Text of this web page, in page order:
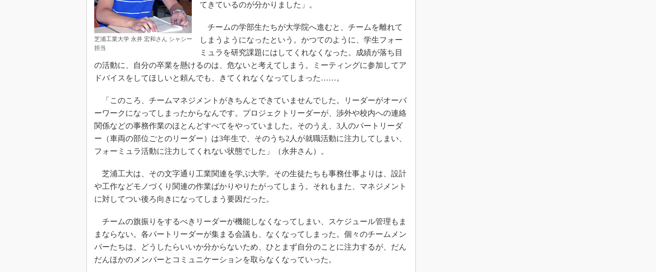
芝浦工業大学 永井 宏和さん シャシー
担当
てきているのが分かりました」。
チームの学部生たちが大学院へ進むと、チームを離れて
しまうようになったという。かつてのように、学生フォー
ミュラを研究課題にはしてくれなくなった。成績が落ち目
の活動に、自分の卒業を懸けるのは、危ないと考えてしまう。ミーティングに参加してア
ドバイスをしてほしいと頼んでも、きてくれなくなってしまった……。
「このころ、チームマネジメントがきちんとできていませんでした。リーダーがオーバ
ーワークになってしまったからなんです。プロジェクトリーダーが、渉外や校内への連絡
関係などの事務作業のほとんどすべてをやっていました。そのうえ、3人のパートリーダ
ー（車両の部位ごとのリーダー）は3年生で、そのうち2人が就職活動に注力してしまい、
フォーミュラ活動に注力してくれない状態でした」（永井さん）。
芝浦工大は、その文字通り工業関連を学ぶ大学。その生徒たちも事務仕事よりは、設計
や工作などモノづくり関連の作業ばかりやりたがってしまう。それもまた、マネジメント
に対してつい後ろ向きになってしまう要因だった。
チームの旗振りをするべきリーダーが機能しなくなってしまい、スケジュール管理もま
まならない。各パートリーダーが集まる会議も、なくなってしまった。個々のチームメン
バーたちは、どうしたらいいか分からないため、ひとまず自分のことに注力するが、だん
だんほかのメンバーとコミュニケーションを取らなくなっていった。